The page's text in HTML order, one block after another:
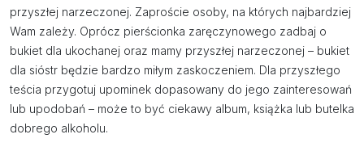
przyszłej narzeczonej. Zaproście osoby, na których najbardziej
Wam zależy. Oprócz pierścionka zaręczynowego zadbaj o
bukiet dla ukochanej oraz mamy przyszłej narzeczonej – bukiet
dla sióstr będzie bardzo miłym zaskoczeniem. Dla przyszłego
teścia przygotuj upominek dopasowany do jego zainteresowań
lub upodobań – może to być ciekawy album, książka lub butelka
dobrego alkoholu.